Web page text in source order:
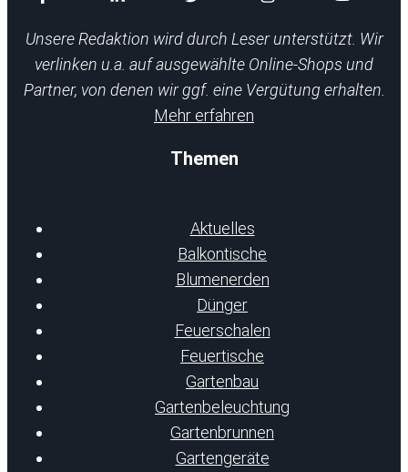
Unsere Redaktion wird durch Leser unterstützt. Wir
verlinken u.a. auf ausgewählte Online-Shops und
Partner, von denen wir ggf. eine Vergütung erhalten.
Mehr erfahren
Themen
Aktuelles
Balkontische
Blumenerden
Dünger
Feuerschalen
Feuertische
Gartenbau
Gartenbeleuchtung
Gartenbrunnen
Gartengeräte